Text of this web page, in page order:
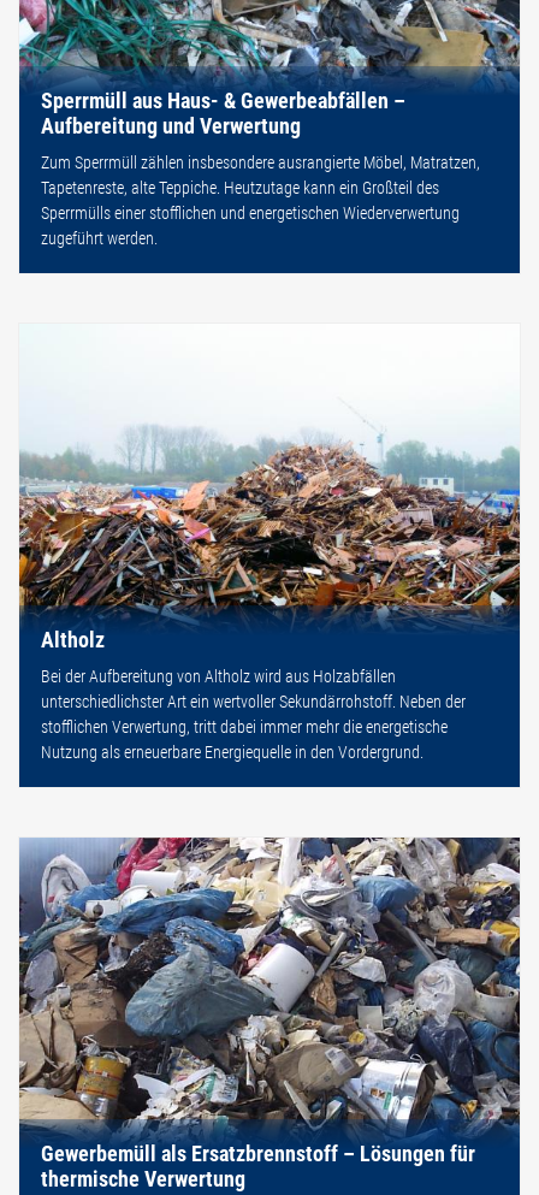
Sperrmüll aus Haus- & Gewerbeabfällen –
Aufbereitung und Verwertung
Zum Sperrmüll zählen insbesondere ausrangierte Möbel, Matratzen,
Tapetenreste, alte Teppiche. Heutzutage kann ein Großteil des
Sperrmülls einer stofflichen und energetischen Wiederverwertung
zugeführt werden.
Altholz
Bei der Aufbereitung von Altholz wird aus Holzabfällen
unterschiedlichster Art ein wertvoller Sekundärrohstoff. Neben der
stofflichen Verwertung, tritt dabei immer mehr die energetische
Nutzung als erneuerbare Energiequelle in den Vordergrund.
Gewerbemüll als Ersatzbrennstoff – Lösungen für
thermische Verwertung